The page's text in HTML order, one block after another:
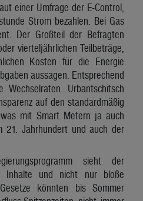
einer Umfrage der E-Control,
Strom bezahlen. Bei Gas
Der Großteil der Befragten
vierteljährlichen Teilbeträge,
Kosten für die Energie
aussagen. Entsprechend
Urbantschitsch
auf den standardmäßig
mit Smart Metern ja auch
21. Jahrhundert und auch der
sieht der
Inhalte und nicht nur bloße
könnten bis Sommer